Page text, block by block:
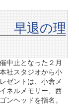
早退の理
中止となった２月
社スタジオから小
ゼントは、小倉メ
ネルメモリー、西
ンヘッドを指名。